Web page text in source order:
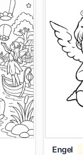
Engel